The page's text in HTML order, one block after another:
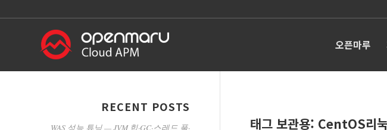
오픈마루
태그 보관용: CentOS리
RECENT POSTS
WAS 성능 튜닝 — JVM 힙·GC·스레드 풀·